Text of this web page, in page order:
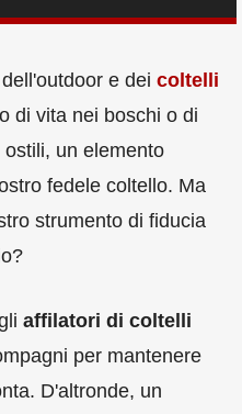
e dei coltelli
di vita nei boschi o di
un elemento
fedele coltello. Ma
strumento di fiducia
affilatori di coltelli
per mantenere
D'altronde, un